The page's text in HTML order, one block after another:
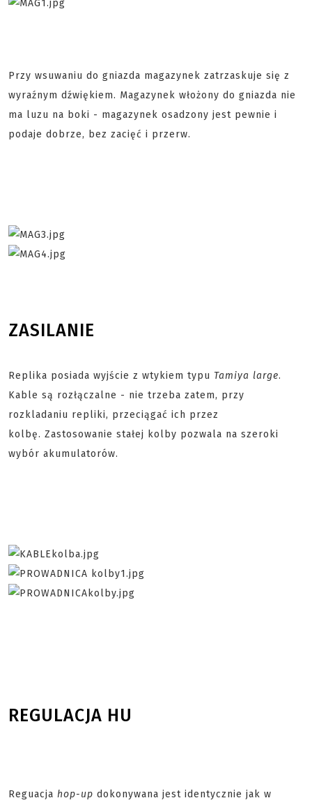
Przy wsuwaniu do gniazda magazynek zatrzaskuje się z
wyraźnym dźwiękiem. Magazynek włożony do gniazda nie
ma luzu na boki - magazynek osadzony jest pewnie i
podaje dobrze, bez zacięć i przerw.
ZASILANIE
Replika posiada wyjście z wtykiem typu Tamiya large.
Kable są rozłączalne - nie trzeba zatem, przy
rozkladaniu repliki, przeciągać ich przez
kolbę. Zastosowanie stałej kolby pozwala na szeroki
wybór akumulatorów.
REGULACJA HU
Reguacja hop-up dokonywana jest identycznie jak w